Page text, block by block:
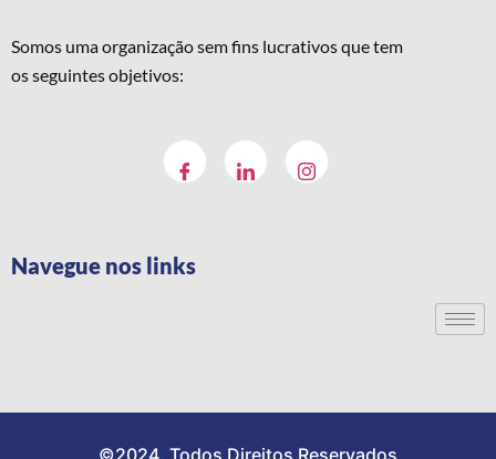
Somos uma organização sem fins lucrativos que tem
os seguintes objetivos:
Navegue nos links
©2024. Todos Direitos Reservados